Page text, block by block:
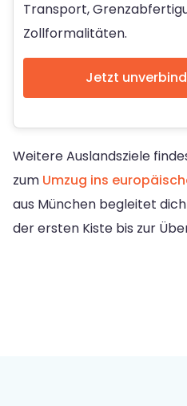
Transport,
Zollformalitäten.
Jetzt
Weitere Auslandsziele
zum Umzug ins
aus München begleitet
der ersten Kiste bis zur